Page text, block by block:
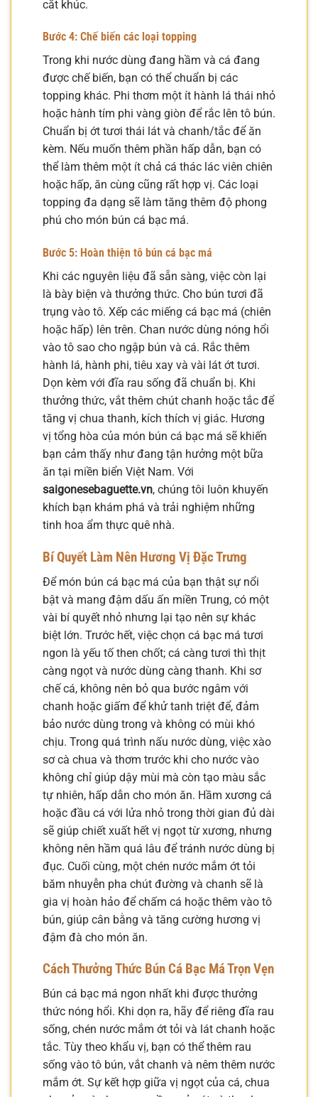
cắt khúc.
Bước 4: Chế biến các loại topping
Trong khi nước dùng đang hầm và cá đang
được chế biến, bạn có thể chuẩn bị các
topping khác. Phi thơm một ít hành lá thái nhỏ
hoặc hành tím phi vàng giòn để rắc lên tô bún.
Chuẩn bị ớt tươi thái lát và chanh/tắc để ăn
kèm. Nếu muốn thêm phần hấp dẫn, bạn có
thể làm thêm một ít chả cá thác lác viên chiên
hoặc hấp, ăn cùng cũng rất hợp vị. Các loại
topping đa dạng sẽ làm tăng thêm độ phong
phú cho món bún cá bạc má.
Bước 5: Hoàn thiện tô bún cá bạc má
Khi các nguyên liệu đã sẵn sàng, việc còn lại
là bày biện và thưởng thức. Cho bún tươi đã
trụng vào tô. Xếp các miếng cá bạc má (chiên
hoặc hấp) lên trên. Chan nước dùng nóng hổi
vào tô sao cho ngập bún và cá. Rắc thêm
hành lá, hành phi, tiêu xay và vài lát ớt tươi.
Dọn kèm với đĩa rau sống đã chuẩn bị. Khi
thưởng thức, vắt thêm chút chanh hoặc tắc để
tăng vị chua thanh, kích thích vị giác. Hương
vị tổng hòa của món bún cá bạc má sẽ khiến
bạn cảm thấy như đang tận hưởng một bữa
ăn tại miền biển Việt Nam. Với
saigonesebaguette.vn, chúng tôi luôn khuyến
khích bạn khám phá và trải nghiệm những
tinh hoa ẩm thực quê nhà.
Bí Quyết Làm Nên Hương Vị Đặc Trưng
Để món bún cá bạc má của bạn thật sự nổi
bật và mang đậm dấu ấn miền Trung, có một
vài bí quyết nhỏ nhưng lại tạo nên sự khác
biệt lớn. Trước hết, việc chọn cá bạc má tươi
ngon là yếu tố then chốt; cá càng tươi thì thịt
càng ngọt và nước dùng càng thanh. Khi sơ
chế cá, không nên bỏ qua bước ngâm với
chanh hoặc giấm để khử tanh triệt để, đảm
bảo nước dùng trong và không có mùi khó
chịu. Trong quá trình nấu nước dùng, việc xào
sơ cà chua và thơm trước khi cho nước vào
không chỉ giúp dậy mùi mà còn tạo màu sắc
tự nhiên, hấp dẫn cho món ăn. Hầm xương cá
hoặc đầu cá với lửa nhỏ trong thời gian đủ dài
sẽ giúp chiết xuất hết vị ngọt từ xương, nhưng
không nên hầm quá lâu để tránh nước dùng bị
đục. Cuối cùng, một chén nước mắm ớt tỏi
băm nhuyễn pha chút đường và chanh sẽ là
gia vị hoàn hảo để chấm cá hoặc thêm vào tô
bún, giúp cân bằng và tăng cường hương vị
đậm đà cho món ăn.
Cách Thưởng Thức Bún Cá Bạc Má Trọn Vẹn
Bún cá bạc má ngon nhất khi được thưởng
thức nóng hổi. Khi dọn ra, hãy để riêng đĩa rau
sống, chén nước mắm ớt tỏi và lát chanh hoặc
tắc. Tùy theo khẩu vị, bạn có thể thêm rau
sống vào tô bún, vắt chanh và nêm thêm nước
mắm ớt. Sự kết hợp giữa vị ngọt của cá, chua